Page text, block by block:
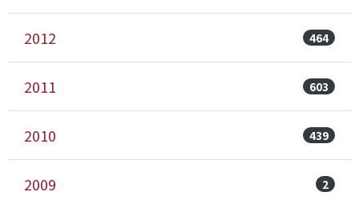
2012 464
2011 603
2010 439
2009 2